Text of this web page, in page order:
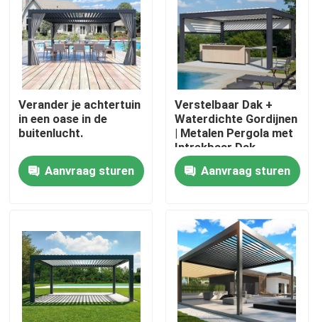
Fabrieksreis
Kwaliteitscontrole
Contacteer ons
Nieuws
De Pergola van het aluminiumterras
De Pergola van aluminiumlouvered
Verander je achtertuin
in een oase in de
buitenlucht.
Aanvraag sturen
Verstelbaar Dak +
Waterdichte Gordijnen
| Metalen Pergola met
Intrekbaar Dak
Aanvraag sturen